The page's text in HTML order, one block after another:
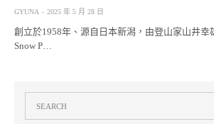
GYUNA 2025 年 5 月 28 日
創立於1958年、源自日本新潟，由登山家山井幸
Snow P…